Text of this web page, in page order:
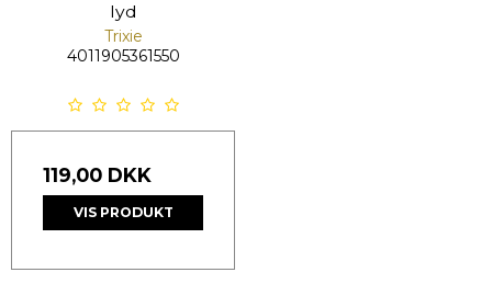
lyd
Trixie
4011905361550
119,00 DKK
VIS PRODUKT